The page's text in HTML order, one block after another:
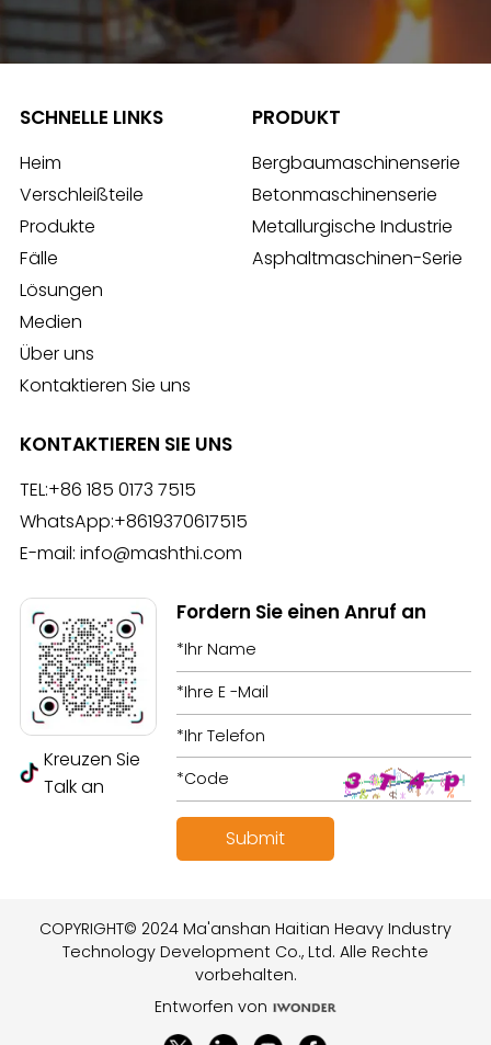
SCHNELLE LINKS
Heim
Verschleißteile
Produkte
Fälle
Lösungen
Medien
Über uns
Kontaktieren Sie uns
PRODUKT
Bergbaumaschinenserie
Betonmaschinenserie
Metallurgische Industrie
Asphaltmaschinen-Serie
KONTAKTIEREN SIE UNS
TEL:+86 185 0173 7515
WhatsApp:+8619370617515
E-mail: info@mashthi.com
Kreuzen Sie
Talk an
Fordern Sie einen Anruf an
COPYRIGHT© 2024 Ma'anshan Haitian Heavy Industry
Technology Development Co., Ltd. Alle Rechte
vorbehalten.
Entworfen von